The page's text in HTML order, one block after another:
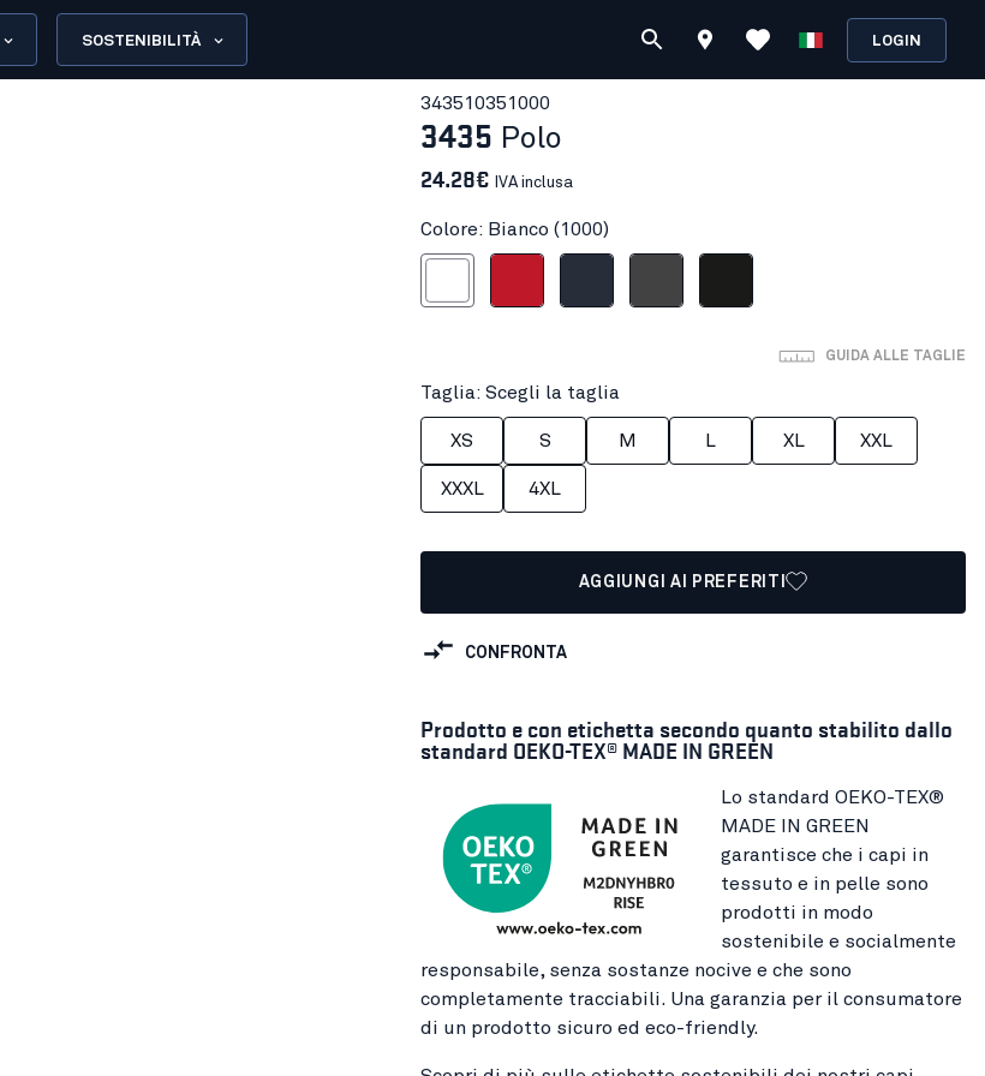
SOSTENIBILITÀ LOGIN
343510351000
3435 Polo
24.28€ IVA inclusa
Colore: Bianco (1000)
GUIDA ALLE TAGLIE
Taglia: Scegli la taglia
XS S M L XL XXL
XXXL 4XL
AGGIUNGI AI PREFERITI
CONFRONTA
Prodotto e con etichetta secondo quanto stabilito dallo
standard OEKO-TEX® MADE IN GREEN
Lo standard OEKO-TEX®
MADE IN GREEN
garantisce che i capi in
tessuto e in pelle sono
prodotti in modo
sostenibile e socialmente
responsabile, senza sostanze nocive e che sono
completamente tracciabili. Una garanzia per il consumatore
di un prodotto sicuro ed eco-friendly.